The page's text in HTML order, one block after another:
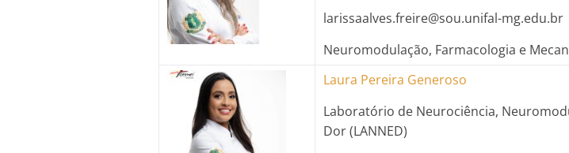
larissaalves.freire@sou.unifal-mg.edu.br
Neuromodulação, Farmacologia e
Laura Pereira Generoso
Laboratório de Neurociência,
Dor (LANNED)